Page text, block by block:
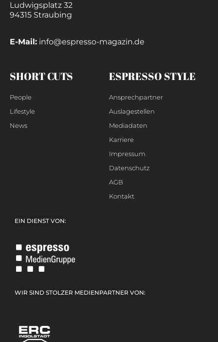
Ludwigsplatz 32
94315 Straubing
E-Mail: info@espresso-magazin.de
SHORT CUTS
People
Lifestyle
News
ESPRESSO STYLE
Ansprechpartner
Auslagestellen
Mediadaten
Karriere
Impressum
Datenschutz
AGB
Kontakt
EIN DIENST VON:
WIR SIND STOLZER MEDIENPARTNER VON: